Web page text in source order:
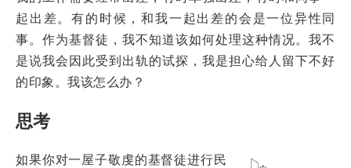
起出差。有的时候，和我一起出差的会是一位异性同
事。作为基督徒，我不知道该如何处理这种情况。我不
是说我会因此受到出轨的试探，我是担心给人留下不好
的印象。我该怎么办？
思考
如果你对一屋子敬虔的基督徒进行民